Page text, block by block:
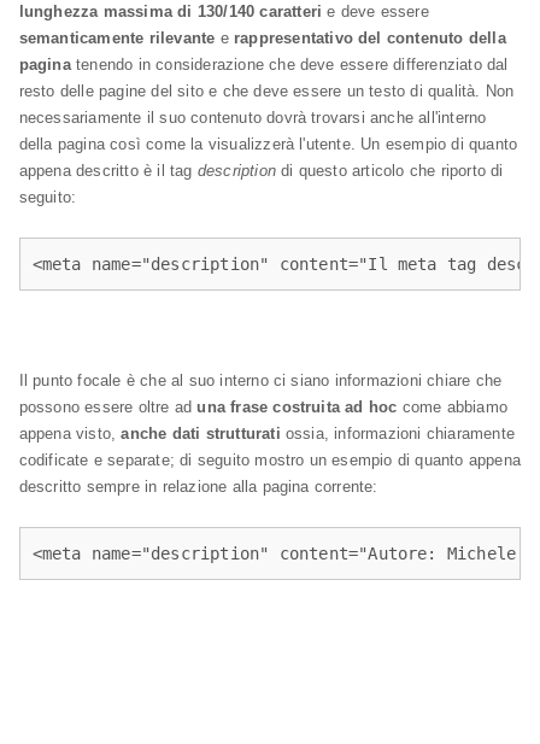
lunghezza massima di 130/140 caratteri e deve essere
semanticamente rilevante e rappresentativo del contenuto della
paginatenendo in considerazione che deve essere differenziato dal
resto delle pagine del sito e che deve essere un testo di qualità. Non
necessariamente il suo contenuto dovrà trovarsi anche all'interno
della pagina così come la visualizzerà l'utente. Un esempio di quanto
appena descritto è il tag descriptiondi questo articolo che riporto di
seguito:
<meta name="description" content="Il meta tag
Il punto focale è che al suo interno ci siano informazioni chiare che
possono essere oltre aduna frase costruita ad hoc come abbiamo
appena visto,anche dati strutturati ossia, informazioni chiaramente
codificate e separate; di seguito mostro un esempio di quanto appena
descritto sempre in relazione alla pagina corrente:
<meta name="description" content="Autore: